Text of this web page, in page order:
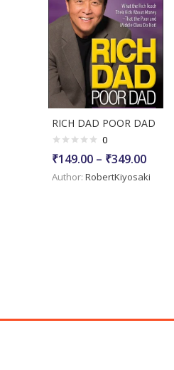
RICH DAD POOR DAD
0
₹149.00 – ₹349.00Price
range:
Author: RobertKiyosaki